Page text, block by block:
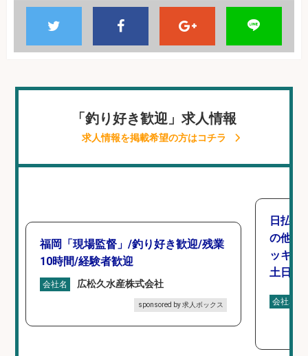
「釣り好き歓迎」求人情報
求人情報を掲載希望の方はコチラ
福岡「現場監督」/釣り好き歓迎/残業
10時間/経験者歓迎
会社名 広松久水産株式会社
sponsored by 求人ボックス
日払い
の他/
ッキン
土日休
会社名